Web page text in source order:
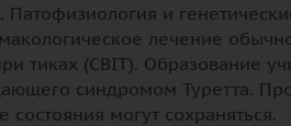
Патофизиология и
лечение
тиках (CBIT). Образование
синдромом Туретта.
могут сохраняться.